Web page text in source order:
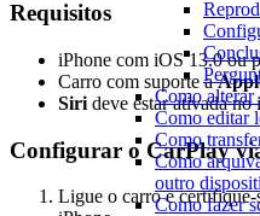
Como alterar
Como editar
Como
Como
outro
Como fazer
Requisitos
iPhone com iOS 13.0 ou
Carro com suporte a
Siri deve estar ativada no
Configurar o CarPlay
Ligue o carro e